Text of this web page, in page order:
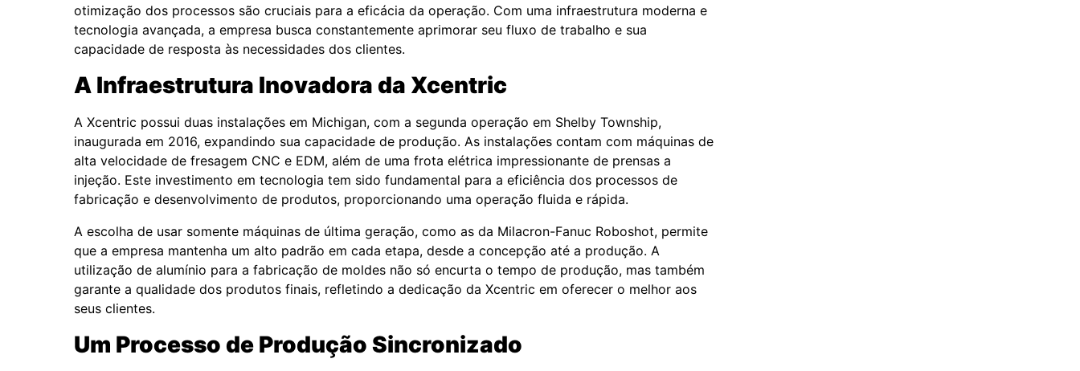
otimização dos processos são cruciais para a eficácia da operação. Com uma infraestrutura moderna e
tecnologia avançada, a empresa busca constantemente aprimorar seu fluxo de trabalho e sua
capacidade de resposta às necessidades dos clientes.
A Infraestrutura Inovadora da Xcentric
A Xcentric possui duas instalações em Michigan, com a segunda operação em Shelby Township,
inaugurada em 2016, expandindo sua capacidade de produção. As instalações contam com máquinas de
alta velocidade de fresagem CNC e EDM, além de uma frota elétrica impressionante de prensas a
injeção. Este investimento em tecnologia tem sido fundamental para a eficiência dos processos de
fabricação e desenvolvimento de produtos, proporcionando uma operação fluida e rápida.
A escolha de usar somente máquinas de última geração, como as da Milacron-Fanuc Roboshot, permite
que a empresa mantenha um alto padrão em cada etapa, desde a concepção até a produção. A
utilização de alumínio para a fabricação de moldes não só encurta o tempo de produção, mas também
garante a qualidade dos produtos finais, refletindo a dedicação da Xcentric em oferecer o melhor aos
seus clientes.
Um Processo de Produção Sincronizado